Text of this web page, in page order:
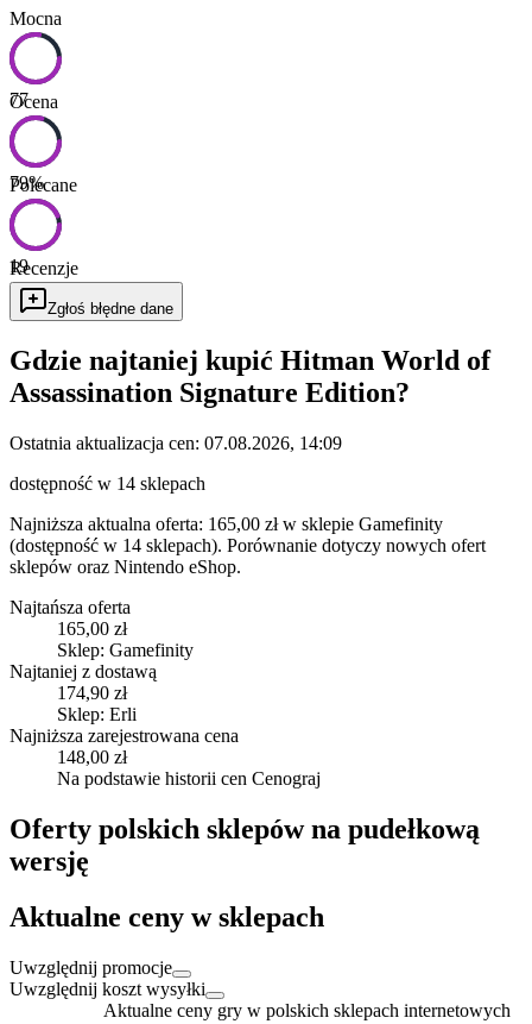
Mocna
77
Ocena
79%
Polecane
19
Recenzje
Zgłoś błędne dane
Gdzie najtaniej kupić Hitman World of
Assassination Signature Edition?
Ostatnia aktualizacja cen: 07.08.2026, 14:09
dostępność w 14 sklepach
Najniższa aktualna oferta: 165,00 zł w sklepie Gamefinity
(dostępność w 14 sklepach). Porównanie dotyczy nowych ofert
sklepów oraz Nintendo eShop.
Najtańsza oferta
165,00 zł
Sklep: Gamefinity
Najtaniej z dostawą
174,90 zł
Sklep: Erli
Najniższa zarejestrowana cena
148,00 zł
Na podstawie historii cen Cenograj
Oferty polskich sklepów na pudełkową
wersję
Aktualne ceny w sklepach
Uwzględnij promocje
Uwzględnij koszt wysyłki
Aktualne ceny gry w polskich sklepach internetowych